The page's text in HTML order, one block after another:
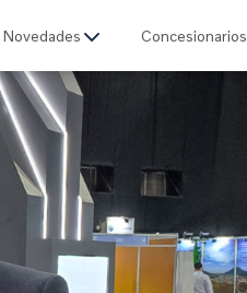
Novedades Concesionarios